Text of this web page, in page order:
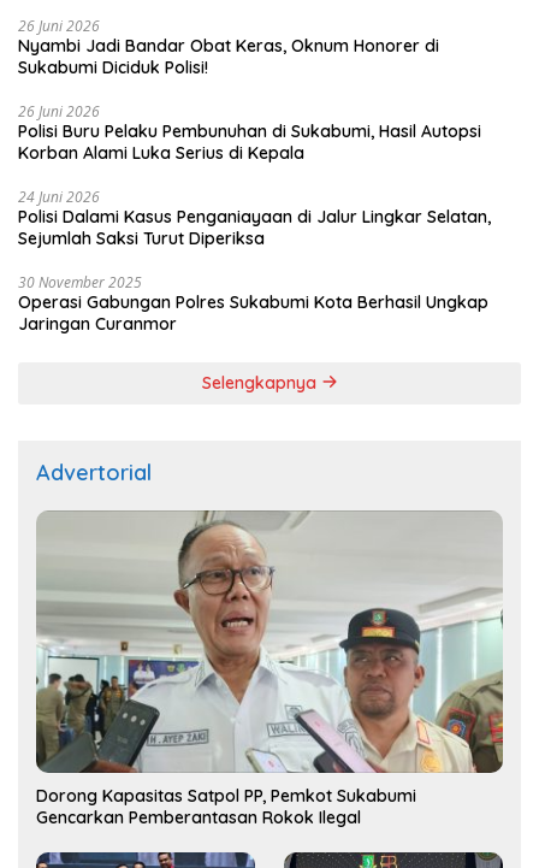
26 Juni 2026
Nyambi Jadi Bandar Obat Keras, Oknum Honorer di
Sukabumi Diciduk Polisi!
26 Juni 2026
Polisi Buru Pelaku Pembunuhan di Sukabumi, Hasil Autopsi
Korban Alami Luka Serius di Kepala
24 Juni 2026
Polisi Dalami Kasus Penganiayaan di Jalur Lingkar Selatan,
Sejumlah Saksi Turut Diperiksa
30 November 2025
Operasi Gabungan Polres Sukabumi Kota Berhasil Ungkap
Jaringan Curanmor
Selengkapnya
Advertorial
Dorong Kapasitas Satpol PP, Pemkot Sukabumi
Gencarkan Pemberantasan Rokok Ilegal